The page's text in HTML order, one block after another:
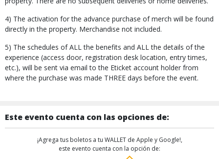
4) The activation for the advance purchase of merch will be found
directly in the property. Merchandise not included.
5) The schedules of ALL the benefits and ALL the details of the
experience (access door, registration desk location, entry times,
etc.), will be sent via email to the Eticket account holder from
where the purchase was made THREE days before the event.
Este evento cuenta con las opciones de:
¡Agrega tus boletos a tu WALLET de Apple y Google!,
este evento cuenta con la opción de: